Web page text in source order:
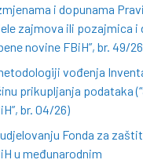
i dopunama
zajmova ili pozajmica i
novine FBiH”, br. 49/
vođenja
prikupljanja podataka
br. 04/26)
Fonda za
u međunarodnim